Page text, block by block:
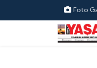
Foto